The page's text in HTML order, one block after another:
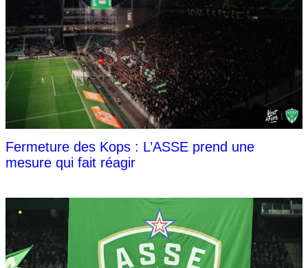
Fermeture des Kops : L’ASSE prend une
mesure qui fait réagir